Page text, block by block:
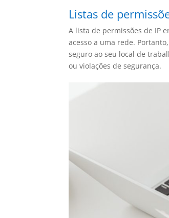
Listas de
A lista de permissões de IP
acesso a uma rede.
seguro ao seu local de
ou violações de segurança.